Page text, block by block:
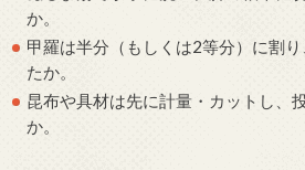
か。
甲羅は半分（もしくは2等分）に割
たか。
昆布や具材は先に計量・カットし、
か。